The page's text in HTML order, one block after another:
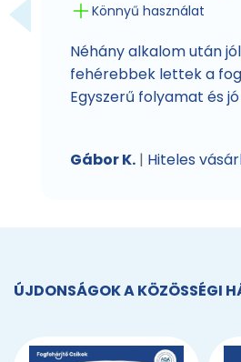
Könnyű használat
Néhány alkalom után
fehérebbek lettek a
Egyszerű folyamat és
Gábor K. | Hiteles
ÚJDONSÁGOK A KÖZÖSSÉGI